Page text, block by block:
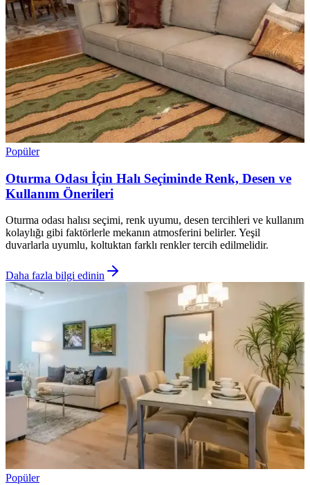
Popüler
Oturma Odası İçin Halı Seçiminde Renk, Desen ve
Kullanım Önerileri
Oturma odası halısı seçimi, renk uyumu, desen tercihleri ve kullanım
kolaylığı gibi faktörlerle mekanın atmosferini belirler. Yeşil
duvarlarla uyumlu, koltuktan farklı renkler tercih edilmelidir.
Daha fazla bilgi edinin
Popüler